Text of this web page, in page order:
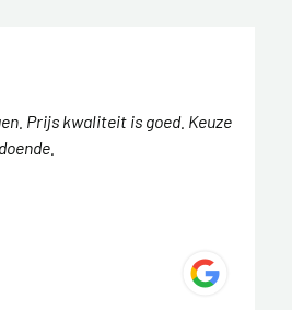
Prijs kwaliteit is goed. Keuze